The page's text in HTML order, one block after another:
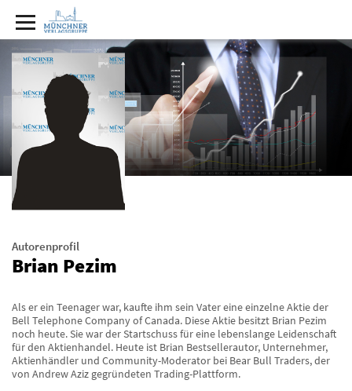
Autorenprofil
Brian Pezim
Als er ein Teenager war, kaufte ihm sein Vater eine einzelne Aktie der
Bell Telephone Company of Canada. Diese Aktie besitzt Brian Pezim
noch heute. Sie war der Startschuss für eine lebenslange Leidenschaft
für den Aktienhandel. Heute ist Brian Bestsellerautor, Unternehmer,
Aktienhändler und Community-Moderator bei Bear Bull Traders, der
von Andrew Aziz gegründeten Trading-Plattform.